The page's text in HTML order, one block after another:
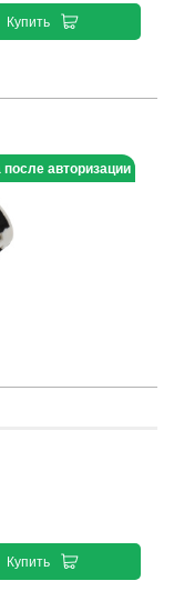
Купить
авторизации
Купить